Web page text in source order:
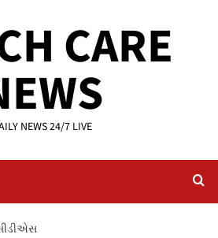
CARE
NEWS 24/7 LIVE